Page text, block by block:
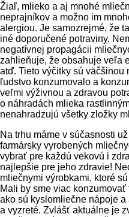
Žiaľ, mlieko a aj mnohé
neprajníkov a možno im
alergiou. Je samozrejmé, že
iné doporučené potraviny.
negatívnej propagácii
zahlieňuje, že obsahuje veľa
atď. Tieto výčitky sú väčšinou
ľudstvo konzumovalo a
veľmi výživnou a zdravou
o náhradách mlieka
nenahradzujú všetky zložky
Na trhu máme v súčasnosti
farmársky vyrobených
vybrať pre každú vekovú i
najlepšie pre jeho zdravie!
mliečnymi výrobkami, ktoré
Mali by sme viac
ako sú kyslomliečne nápoje
a vyzreté. Zvlášť aktuálne je